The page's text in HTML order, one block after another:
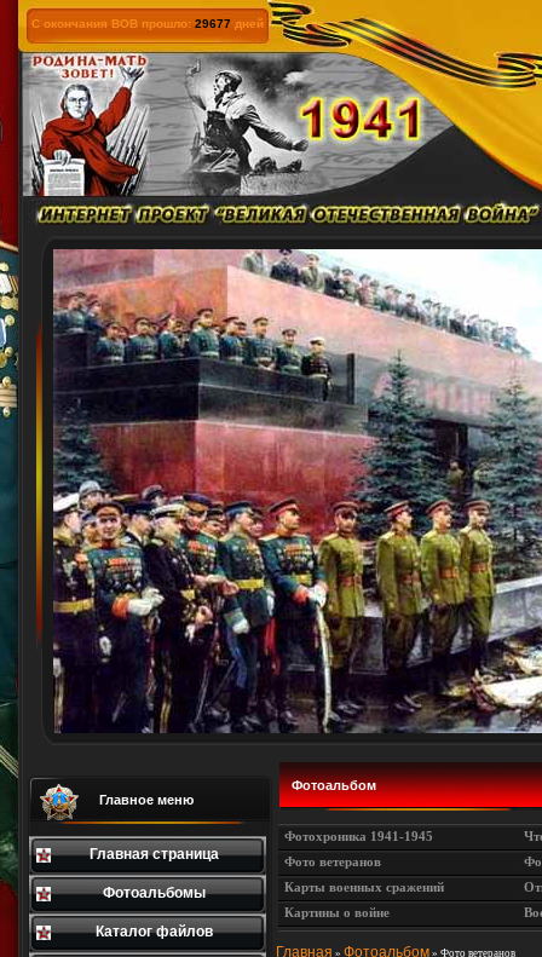
С окончания ВОВ прошло: 29677 дней
Главное меню
Главная страница
Фотоальбомы
Каталог файлов
Фотоальбом
Фотохроника 1941-1945
Фото ветеранов
Карты военных сражений
Картины о войне
Главная » Фотоальбом » Фото ветеранов